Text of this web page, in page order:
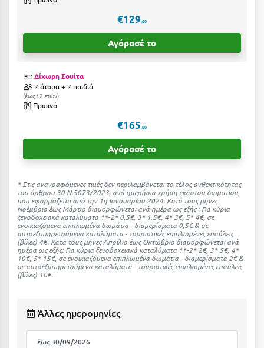
Καλάβρυτα
Καλαμάτα
Καμένα Βούρλα
Καρδάμαινα
Καρδαμύλη
Καρδίτσα
Καρπενήσι
Κάρυστος
€129 ,00
Αγόρασέ το
Δίχωρη Σουίτα
2 άτομα + 2 παιδιά
έως 12 ετών
Πρωινό
€165 ,00
Αγόρασέ το
* Στις αναγραφόμενες τιμές δεν περιλαμβάνεται το τέλος ανθεκτικότητας
του άρθρου 30 Ν.5073/2023, ανά ημερήσια χρήση εκάστου δωματίου,
που εφαρμόζεται από την 1η Ιανουαρίου 2024. Κατά τους μήνες
Νοέμβριο έως Μάρτιο διαμορφώνεται ανά ημέρα ως εξής : Για κύρια
ξενοδοχειακά καταλύματα 1*-2* 0,5€, 3* 1,5€, 4* 3€, 5* 4€, σε
ενοικιαζόμενα επιπλωμένα δωμάτια - διαμερίσματα 0,5€ & σε
αυτοεξυπηρετούμενα καταλύματα - τουριστικές επιπλωμένες επαύλεις
(βίλες) 4€. Kατά τους μήνες Απρίλιο έως Οκτώβριο διαμορφώνεται ανά
ημέρα ως εξής: Για κύρια ξενοδοχειακά καταλύματα 1*-2* 2€, 3* 5€, 4*
10€, 5* 15€, σε ενοικιαζόμενα επιπλωμένα δωμάτια - διαμερίσματα 2€ &
σε αυτοεξυπηρετούμενα καταλύματα - τουριστικές επιπλωμένες επαύλεις
(βίλες) 10€.
Άλλες ημερομηνίες
έως 30/09/2026